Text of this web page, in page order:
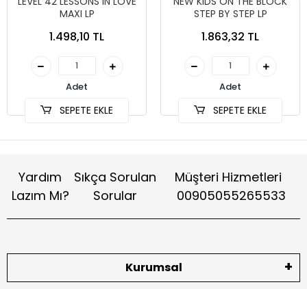
MAXI LP
1.498,10 TL
Adet
SEPETE EKLE
STEP BY STEP LP
1.863,32 TL
Adet
SEPETE EKLE
Yardım
Lazım Mı?
Sıkça Sorulan
Sorular
Müşteri Hizmetleri
00905055265533
Kurumsal